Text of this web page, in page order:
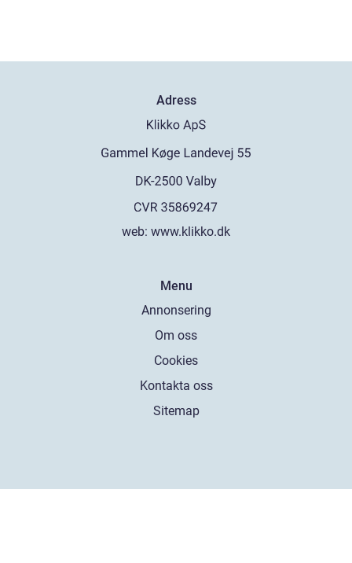
Adress
web: www.klikko.dk
Menu
Annonsering
Om oss
Cookies
Kontakta oss
Sitemap